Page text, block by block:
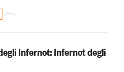
Infernot: Infernot degli